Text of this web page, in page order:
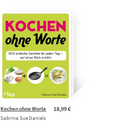
18,99 €
Kochen ohne Worte
Sabrina Sue Daniels